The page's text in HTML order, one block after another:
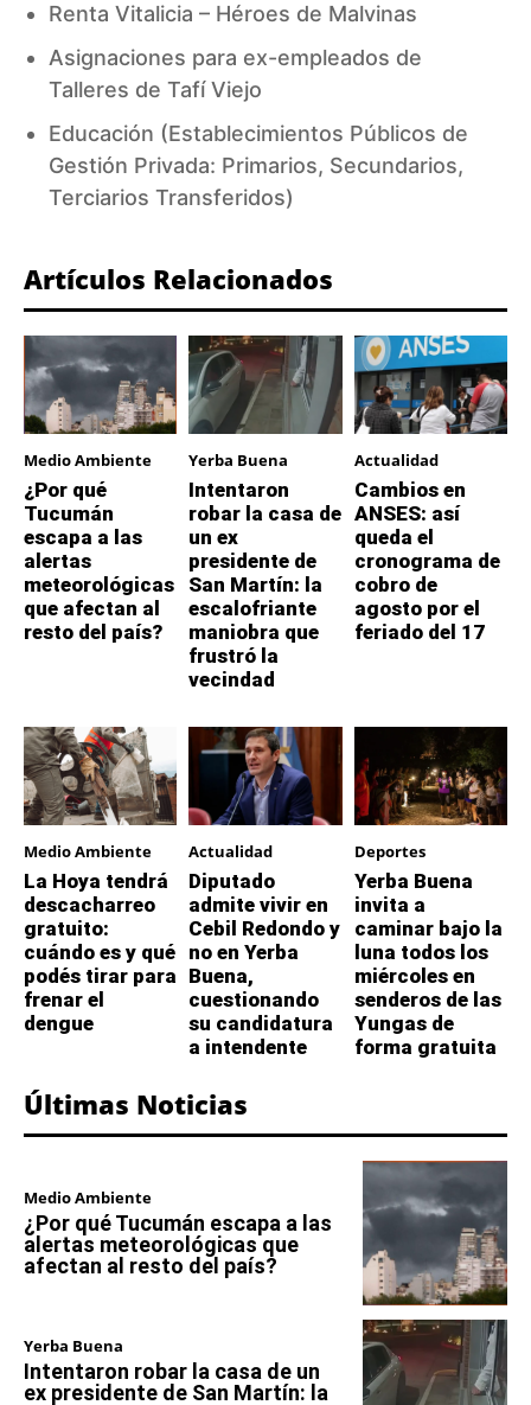
Renta Vitalicia – Héroes de Malvinas
Asignaciones para ex-empleados de
Talleres de Tafí Viejo
Educación (Establecimientos Públicos de
Gestión Privada: Primarios, Secundarios,
Terciarios Transferidos)
Artículos Relacionados
Medio Ambiente
¿Por qué
Tucumán
escapa a las
alertas
meteorológicas
que afectan al
resto del país?
Yerba Buena
Intentaron
robar la casa de
un ex
presidente de
San Martín: la
escalofriante
maniobra que
frustró la
vecindad
Actualidad
Cambios en
ANSES: así
queda el
cronograma de
cobro de
agosto por el
feriado del 17
Medio Ambiente
La Hoya tendrá
descacharreo
gratuito:
cuándo es y qué
podés tirar para
frenar el
dengue
Actualidad
Diputado
admite vivir en
Cebil Redondo y
no en Yerba
Buena,
cuestionando
su candidatura
a intendente
Deportes
Yerba Buena
invita a
caminar bajo la
luna todos los
miércoles en
senderos de las
Yungas de
forma gratuita
Últimas Noticias
Medio Ambiente
¿Por qué Tucumán escapa a las
alertas meteorológicas que
afectan al resto del país?
Yerba Buena
Intentaron robar la casa de un
ex presidente de San Martín: la